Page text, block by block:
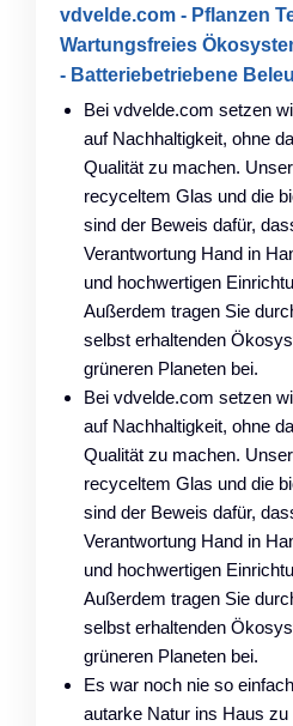
vdvelde.com - Pflanzen
Wartungsfreies
- Batteriebetriebene
Bei vdvelde.com setzen
auf Nachhaltigkeit, ohne
Qualität zu machen.
recyceltem Glas und die
sind der Beweis dafür,
Verantwortung Hand in
und hochwertigen
Außerdem tragen Sie
selbst erhaltenden
grüneren Planeten bei.
Bei vdvelde.com setzen
auf Nachhaltigkeit, ohne
Qualität zu machen.
recyceltem Glas und die
sind der Beweis dafür,
Verantwortung Hand in
und hochwertigen
Außerdem tragen Sie
selbst erhaltenden
grüneren Planeten bei.
Es war noch nie so
autarke Natur ins Haus